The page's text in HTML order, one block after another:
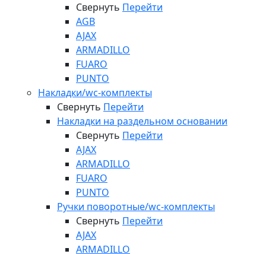
Свернуть Перейти
AGB
AJAX
ARMADILLO
FUARO
PUNTO
Накладки/wc-комплекты
Свернуть Перейти
Накладки на раздельном основании
Свернуть Перейти
AJAX
ARMADILLO
FUARO
PUNTO
Ручки поворотные/wc-комплекты
Свернуть Перейти
AJAX
ARMADILLO